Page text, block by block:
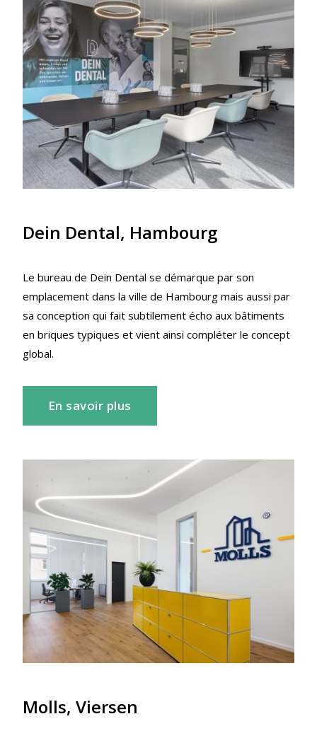
Dein Dental, Hambourg
Le bureau de Dein Dental se démarque par son
emplacement dans la ville de Hambourg mais aussi par
sa conception qui fait subtilement écho aux bâtiments
en briques typiques et vient ainsi compléter le concept
global.
En savoir plus
Molls, Viersen